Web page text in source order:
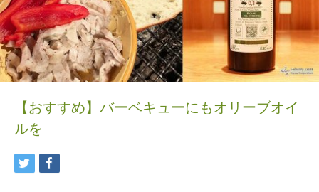
【おすすめ】バーベキューにもオリーブオイ
ルを